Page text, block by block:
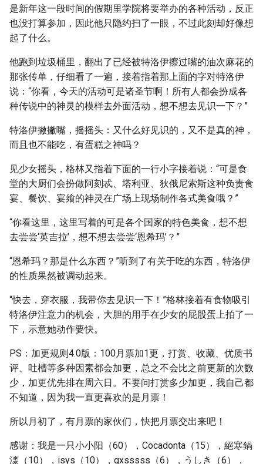
是新年这一段时间的假期里学院将要举办的各种活动，反正
也没打算参加，因此他只隐约扫了一眼，不过此刻却好像想
起了什么。
他跑到垃圾桶里，翻出了已经被特洛伊擦过嘴的油次麻花的
那张传单，仔细看了一遍，接着指着那上面的字对特洛伊
说：“你看，今天的活动可是诸圣节啊！所有人都会扮成各
种传说中的神灵的模样去外面活动，想不想去见识一下？”
特洛伊撇撇嘴，摇摇头：又什么好见识的，又不是真的神，
而且也不能吃，有蛋糕之神吗？
见少女摇头，格林又指着下面的一行小字接着说：“可是食
堂的大厨们会扮做阿刻忒、塔利亚、狄俄尼索斯这种负责食
宴、餐饮、宴飨的神灵在广场上现场制作各式美食哦？”
“你看这里，这里写着的可是各个国家的特色美食，想不想
去尝尝‘英吉拉’，想不想去尝尝‘恩希玛’？”
“恩希玛？那是什么东西？”听到了有关于吃的东西，特洛伊
的性质果然被调动起来。
“快去，穿衣服，我带你去见识一下！”格林接着有食物吸引
特洛伊注意力的机会，大胆的用手在少女的屁股蛋上拍了一
下，示意她动作要快。
PS：加更规则4.0版：100月票加1更，打赏、收藏、优质书
评、吐槽等多种因素都会加更，总之不会比之前更新的次数
少，加更优先排在周六日。不要问打赏多少加更，我自己都
不知道，因为我一直更喜欢的是月票！
所以月初了，有月票的家伙们，快把月票交出来吧！
感谢：我是一只小小阳（60），Cocadonta（15），絕寒鍋
渁（10），isys（10），gxsssss（6），うしき（6），